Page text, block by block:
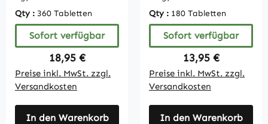
Qty : 360 Tabletten
Sofort verfügbar
Regulärer Preis:
18,95 €
Preise inkl. MwSt. zzgl.
Versandkosten
In den Warenkorb
Qty : 180 Tabletten
Sofort verfügbar
Regulärer Preis:
13,95 €
Preise inkl. MwSt. zzgl.
Versandkosten
In den Warenkorb